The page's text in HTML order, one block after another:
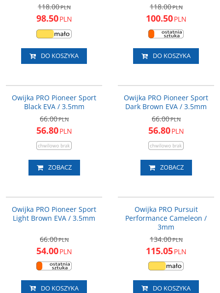
118.00PLN
98.50PLN
DO KOSZYKA
118.00PLN
100.50PLN
DO KOSZYKA
Owijka PRO Pioneer Sport
Black EVA / 3.5mm
66.00PLN
56.80PLN
ZOBACZ
Owijka PRO Pioneer Sport
Dark Brown EVA / 3.5mm
66.00PLN
56.80PLN
ZOBACZ
Owijka PRO Pioneer Sport
Light Brown EVA / 3.5mm
66.00PLN
54.00PLN
DO KOSZYKA
Owijka PRO Pursuit
Performance Cameleon /
3mm
134.00PLN
115.05PLN
DO KOSZYKA